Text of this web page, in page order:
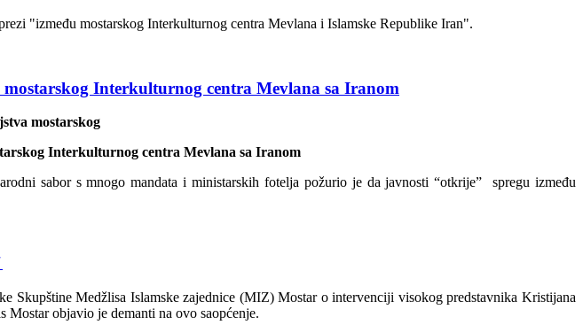
"između mostarskog Interkulturnog centra Mevlana i Islamske Republike Iran".
Interkulturnog centra Mevlana sa Iranom
mostarskog
Interkulturnog centra Mevlana sa Iranom
sabor s mnogo mandata i ministarskih fotelja požurio je da javnosti “otkrije” spregu između
Skupštine Medžlisa Islamske zajednice (MIZ) Mostar o intervenciji visokog predstavnika Kristijana
objavio je demanti na ovo saopćenje.